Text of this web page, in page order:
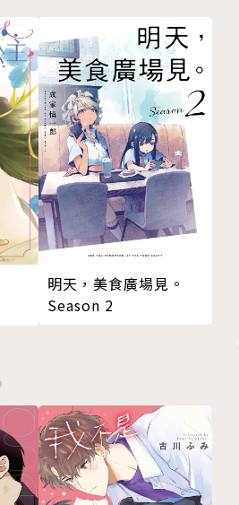
明天，美食廣場見。
Season 2